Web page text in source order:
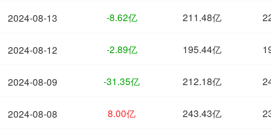
2024-08-13
2024-08-12
2024-08-09
2024-08-08
-8.62亿 211.48亿
-2.89亿 195.44亿
-31.35亿 212.18亿
8.00亿 243.43亿